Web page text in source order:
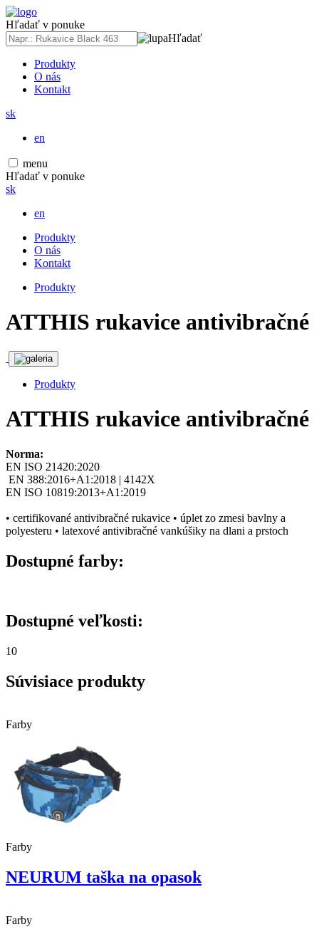
Hľadať v ponuke
Hľadať
Produkty
O nás
Kontakt
sk
en
menu
Hľadať v ponuke
sk
en
Produkty
O nás
Kontakt
Produkty
ATTHIS rukavice antivibračné
Produkty
ATTHIS rukavice antivibračné
Norma:
EN ISO 21420:2020
EN 388:2016+A1:2018 | 4142X
EN ISO 10819:2013+A1:2019
• certifikované antivibračné rukavice • úplet zo zmesi bavlny a
polyesteru • latexové antivibračné vankúšiky na dlani a prstoch
Dostupné farby:
Dostupné veľkosti:
10
Súvisiace produkty
Farby
Farby
NEURUM taška na opasok
Farby